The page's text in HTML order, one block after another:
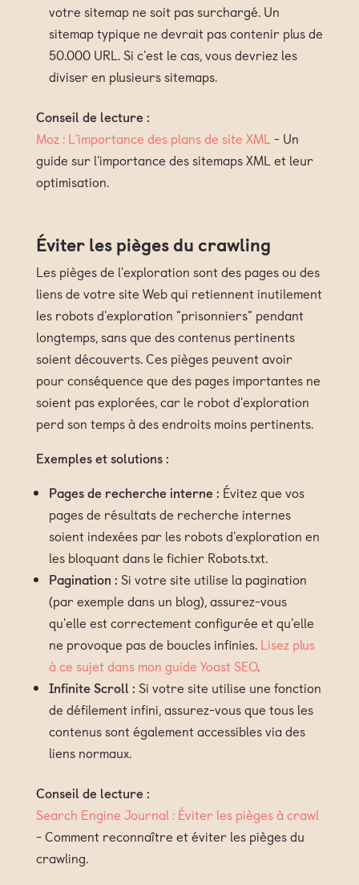
votre sitemap ne soit pas surchargé. Un
sitemap typique ne devrait pas contenir plus de
50.000 URL. Si c'est le cas, vous devriez les
diviser en plusieurs sitemaps.
Conseil de lecture :
Moz : L'importance des plans de site XML- Un
guide sur l'importance des sitemaps XML et leur
optimisation.
Éviter les pièges du crawling
Les pièges de l'exploration sont des pages ou des
liens de votre site Web qui retiennent inutilement
les robots d'exploration "prisonniers" pendant
longtemps, sans que des contenus pertinents
soient découverts. Ces pièges peuvent avoir
pour conséquence que des pages importantes ne
soient pas explorées, car le robot d'exploration
perd son temps à des endroits moins pertinents.
Exemples et solutions :
Pages de recherche interne : Évitez que vos
pages de résultats de recherche internes
soient indexées par les robots d'exploration en
les bloquant dans le fichier Robots.txt.
Pagination : Si votre site utilise la pagination
(par exemple dans un blog), assurez-vous
qu'elle est correctement configurée et qu'elle
ne provoque pas de boucles infinies. Lisez plus
à ce sujet dans mon guide Yoast SEO.
Infinite Scroll : Si votre site utilise une fonction
de défilement infini, assurez-vous que tous les
contenus sont également accessibles via des
liens normaux.
Conseil de lecture :
Search Engine Journal : Éviter les pièges à crawl
- Comment reconnaître et éviter les pièges du
crawling.